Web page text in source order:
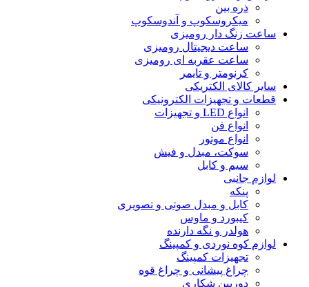
ذره بین
میکروسکوپ و آندوسکوپ
ساعت زنگ دار رومیزی
ساعت دیجیتال رومیزی
ساعت عقربه ای رومیزی
کرنومتر و تایمر
سایر کالای الکتریکی
قطعات و تجهیزات الکترونیکی
انواع LED و تجهیزات
انواع فن
انواع موتور
سوکت، مبدل و فیش
سیم و کابل
لوازم جانبی
پنکه
کابل و مبدل صوتی و تصویری
کیبورد و ماوس
هولدر و نگه دارنده
لوازم کوه نوردی و کمپینگ
تجهیزات کمپینگ
چراغ پیشانی و چراغ قوه
دوربین شکاری